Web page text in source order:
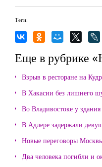
Теги:
Еще в рубрике
Взрыв в ресторане на
В Хакасии без лишнего
Во Владивостоке у
В Адлере задержали
Новые переговоры
Два человека погибли и